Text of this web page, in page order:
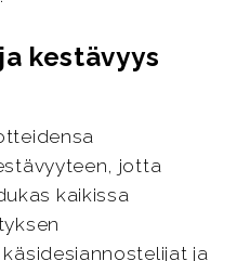
kestävyys
jotta
kaikissa
ja